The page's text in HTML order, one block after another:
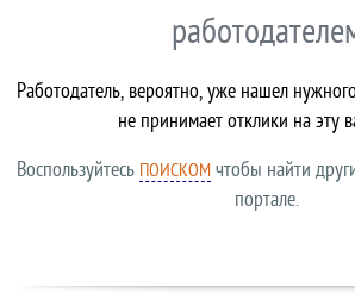
Работодатель, вероятно, уже нашел
не принимает отклики на эту
Воспользуйтесь ПОИСКОМчтобы найти
портале.